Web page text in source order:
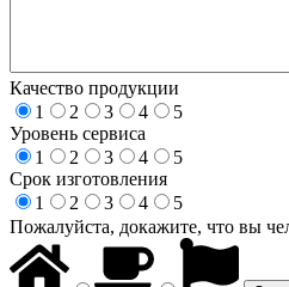
Качество продукции
1
2 3 4
5
Уровень сервиса
1
2 3 4
5
Срок изготовления
1
2 3 4
5
Пожалуйста, докажите, что вы